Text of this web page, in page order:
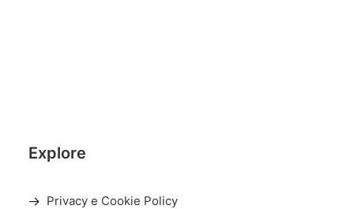
Explore
Privacy e Cookie Policy